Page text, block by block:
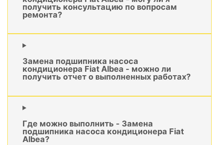
получить консультацию по вопросам
ремонта?
Замена подшипника насоса
кондиционера Fiat Albea - можно ли
получить отчет о выполненных работах?
Где можно выполнить - Замена
подшипника насоса кондиционера Fiat
Albea?